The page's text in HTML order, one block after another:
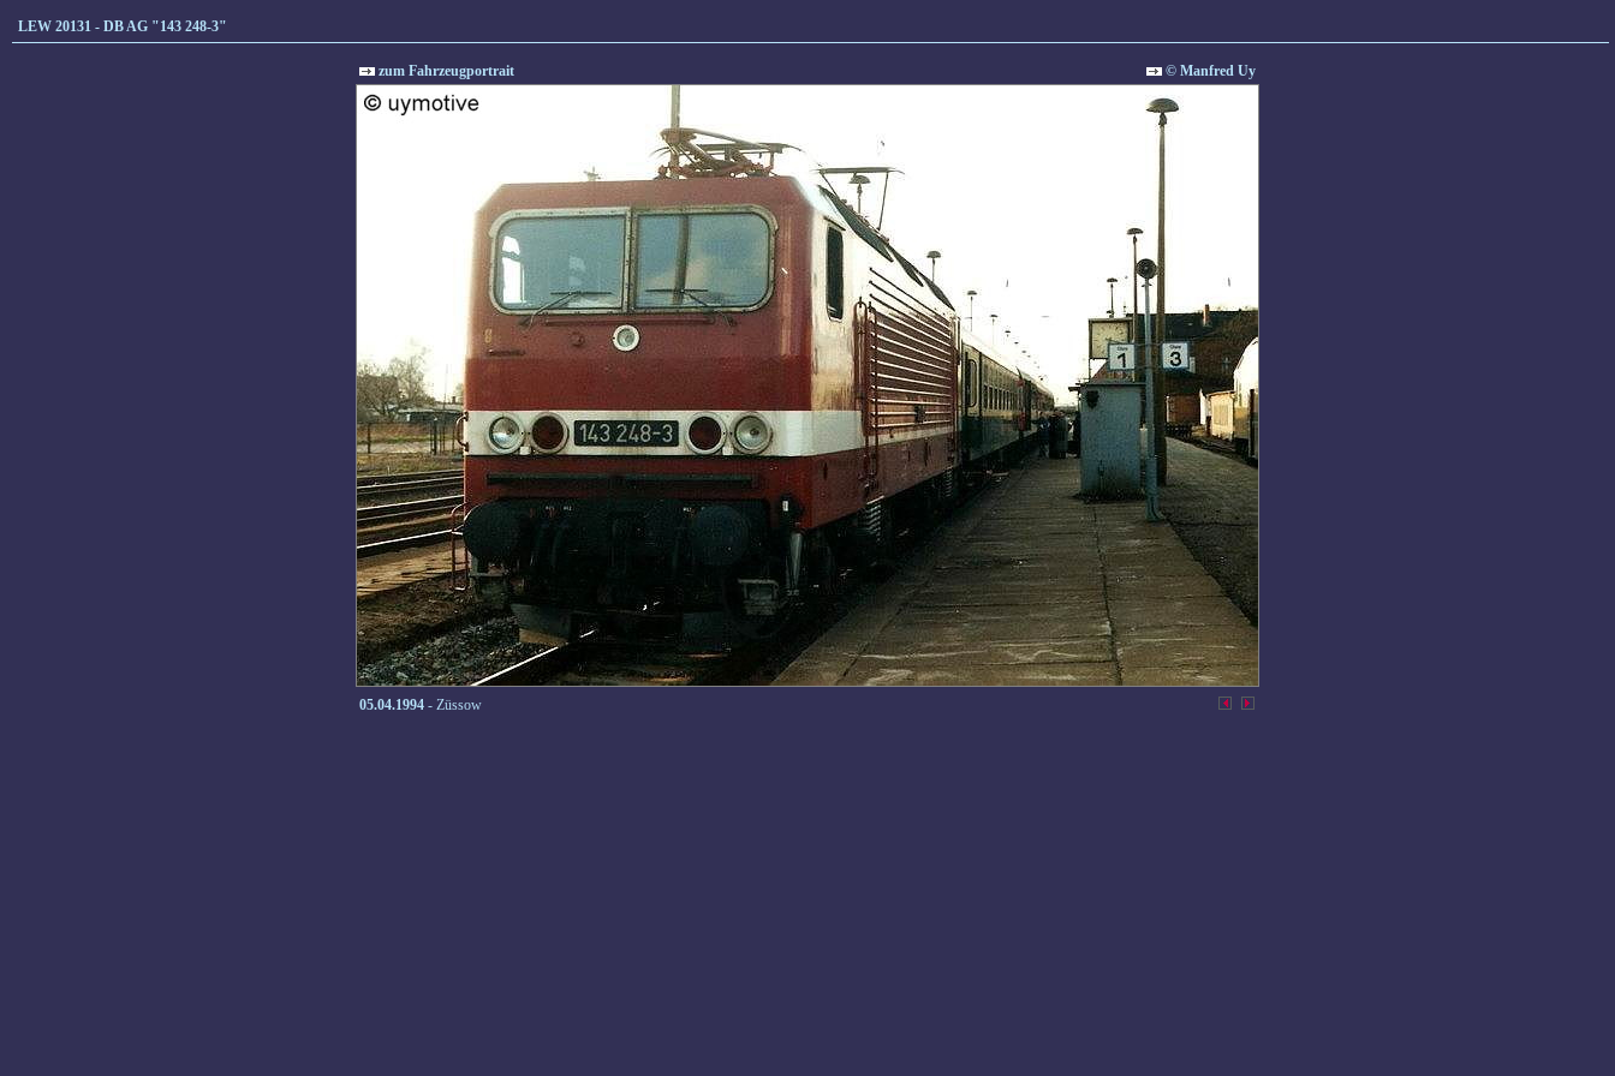
LEW 20131 - DB AG "143 248-3"
zum Fahrzeugportrait © Manfred Uy
05.04.1994 - Züssow